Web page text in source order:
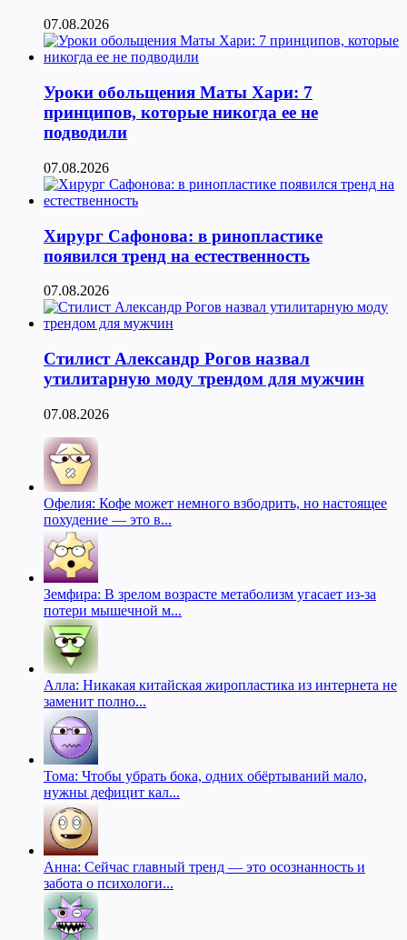
07.08.2026
Уроки обольщения Маты Хари: 7
принципов, которые никогда ее не
подводили
07.08.2026
Хирург Сафонова: в ринопластике
появился тренд на естественность
07.08.2026
Стилист Александр Рогов назвал
утилитарную моду трендом для мужчин
07.08.2026
Офелия: Кофе может немного взбодрить, но настоящее
похудение — это в...
Земфира: В зрелом возрасте метаболизм угасает из-за
потери мышечной м...
Алла: Никакая китайская жиропластика из интернета не
заменит полно...
Тома: Чтобы убрать бока, одних обёртываний мало,
нужны дефицит кал...
Анна: Сейчас главный тренд — это осознанность и
забота о психологи...